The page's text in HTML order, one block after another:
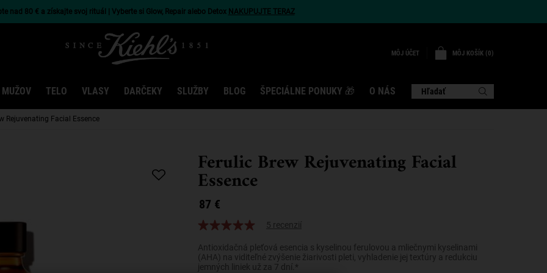
nad 80 € a získajte svoj rituál | Vyberte si Glow, Repair alebo Detox NAKUPUJTE TERAZ
MÔJ ÚČET MÔJ KOŠÍK 0
0 VÝROBOK
MUŽOV TELO VLASY DARČEKY SLUŽBY BLOG ŠPECIÁLNE PONUKY 🎁 O NÁS Hľadať
Rejuvenating Facial Essence
Ferulic Brew Rejuvenating Facial
Essence
87 €
5 recenzií
Antioxidačná pleťová esencia s kyselinou ferulovou a mliečnymi kyselinami
(AHA) na viditeľné zvýšenie žiarivosti pleti, vyhladenie jej textúry a redukciu
jemných liniek už za 7 dní.*